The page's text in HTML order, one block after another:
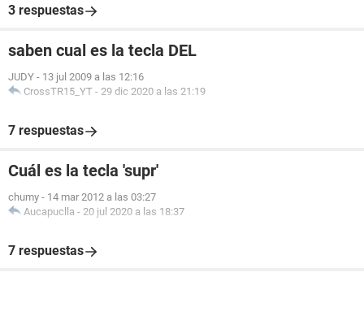
3 respuestas
saben cual es la tecla DEL
JUDY - 13 jul 2009 a las 12:16
CrossTR15_YT - 29 dic 2020 a las 21:19
7 respuestas
Cuál es la tecla 'supr'
chumy - 14 mar 2012 a las 03:27
Aucapuclla - 20 jul 2020 a las 18:37
7 respuestas